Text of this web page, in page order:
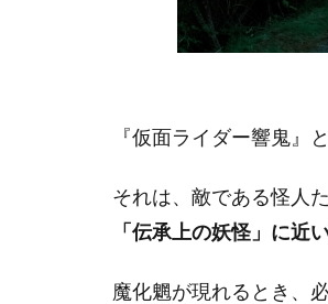
『仮面ライダー響鬼』
それは、敵である怪人
「伝承上の妖怪」に近
魔化魍が現れるとき、